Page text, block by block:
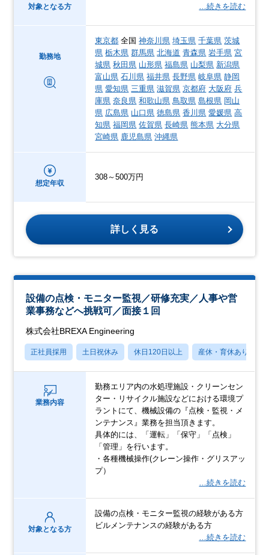
対象となる方
…続きを読む
勤務地
東京都 全国神奈川県 埼玉県 千葉県 茨城
県 栃木県 群馬県 北海道 青森県 岩手県 宮
城県 秋田県 山形県 福島県 山梨県 新潟県
富山県 石川県 福井県 長野県 岐阜県 静岡
県 愛知県 三重県 滋賀県 京都府 大阪府 兵
庫県 奈良県 和歌山県 鳥取県 島根県 岡山
県 広島県 山口県 徳島県 香川県 愛媛県 高
知県 福岡県 佐賀県 長崎県 熊本県 大分県
宮崎県 鹿児島県 沖縄県
想定年収
308～500万円
詳しく見る
設備の点検・モニター監視／研修充実／人事や営
業事務などへ挑戦可／面接１回
株式会社BREXA Engineering
正社員採用 土日祝休み 休日120日以上 産休・育休あり
業務内容
勤務エリア内の水処理施設・クリーンセン
ター・リサイクル施設などにおける環境プ
ラントにて、機械設備の『点検・監視・メ
ンテナンス』業務を担当頂きます。
具体的には、「運転」「保守」「点検」
「管理」を行います。
・各種機械操作(クレーン操作・グリスアッ
プ）
…続きを読む
対象となる方
設備の点検・モニター監視の経験がある方
ビルメンテナンスの経験がある方
…続きを読む